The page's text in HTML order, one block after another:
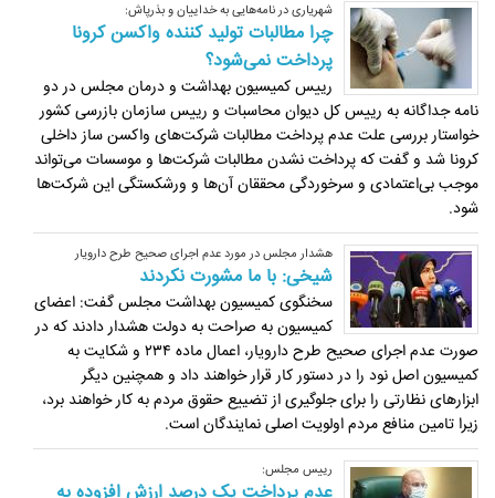
شهریاری در نامه‌هایی به خداییان و بذرپاش:
چرا مطالبات تولید کننده واکسن کرونا
پرداخت نمی‌شود؟
رییس کمیسیون بهداشت و درمان مجلس در دو
نامه جداگانه به رییس کل دیوان محاسبات و رییس سازمان بازرسی کشور
خواستار بررسی علت عدم پرداخت مطالبات شرکت‌های واکسن ساز داخلی
کرونا شد و گفت که پرداخت نشدن مطالبات شرکت‌ها و موسسات می‌تواند
موجب بی‌اعتمادی و سرخوردگی محققان آن‌ها و ورشکستگی این شرکت‌ها
شود.
هشدار مجلس در مورد عدم اجرای صحیح طرح دارویار
شیخی: با ما مشورت نکردند
سخنگوی کمیسیون بهداشت مجلس گفت: اعضای
کمیسیون به صراحت به دولت هشدار دادند که در
صورت عدم اجرای صحیح طرح دارویار، اعمال ماده ۲۳۴ و شکایت به
کمیسیون اصل نود را در دستور کار قرار خواهند داد و همچنین دیگر
ابزارهای نظارتی را برای جلوگیری از تضییع حقوق مردم به کار خواهند برد،
زیرا تامین منافع مردم اولویت اصلی نمایندگان است.
رییس مجلس: